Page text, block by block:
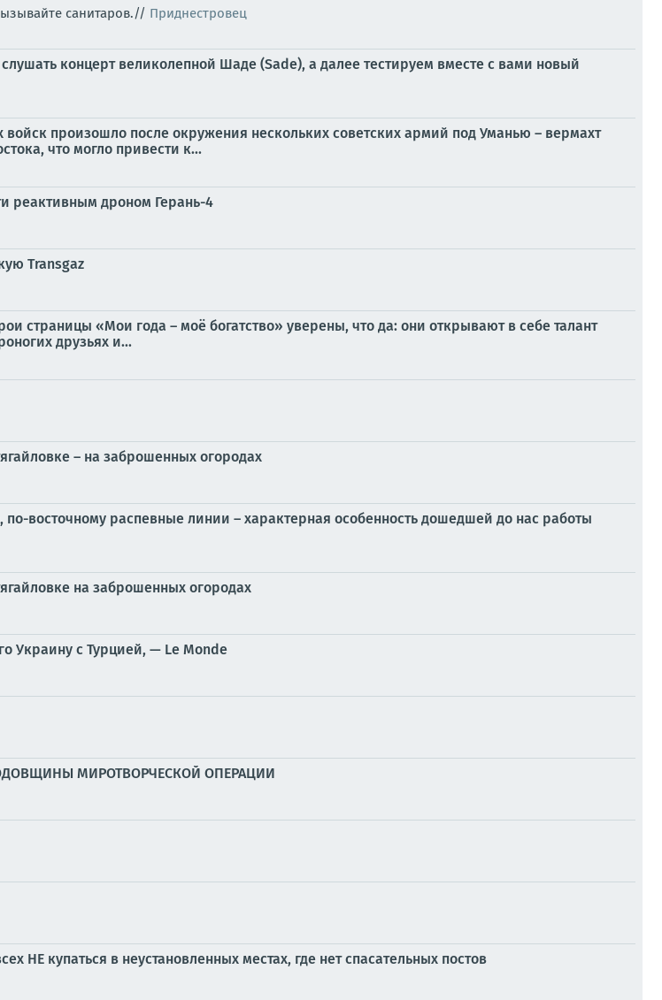
санитаров.// Приднестровец
концерт великолепной Шаде (Sade), а далее тестируем вместе с вами новый
произошло после окружения нескольких советских армий под Уманью – вермахт
что могло привести к...
реактивным дроном Герань-4
Transgaz
страницы «Мои года – моё богатство» уверены, что да: они открывают в себе талант
друзьях и...
– на заброшенных огородах
восточному распевные линии – характерная особенность дошедшей до нас работы
на заброшенных огородах
Украину с Турцией, — Le Monde
МИРОТВОРЧЕСКОЙ ОПЕРАЦИИ
НЕ купаться в неустановленных местах, где нет спасательных постов